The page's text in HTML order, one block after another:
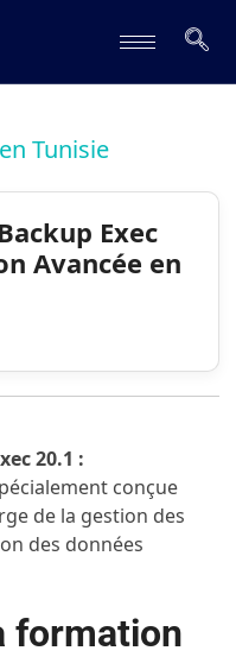
Tunisie
Exec
Avancée en
20.1 :
conçue
de la gestion des
des données
formation